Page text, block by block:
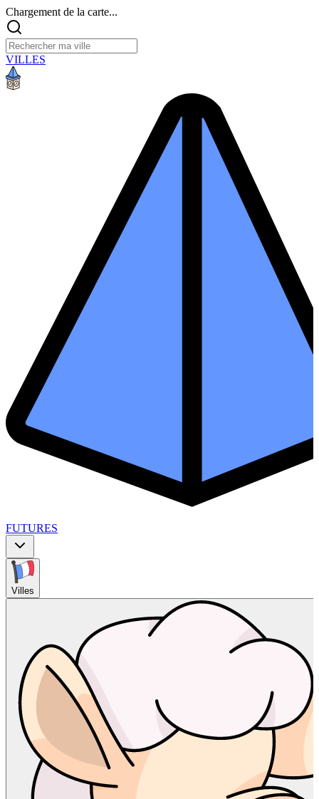
Chargement de la carte...
VILLES
FUTURES
Villes